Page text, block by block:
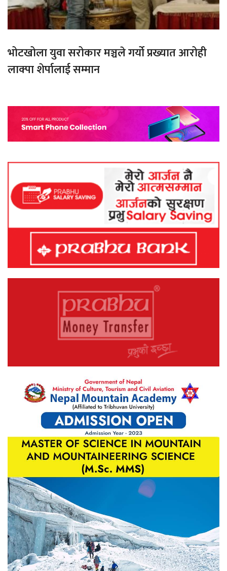
भोटखोला युवा सरोकार मञ्चले गर्यो प्रख्यात आरोही
लाक्पा शेर्पालाई सम्मान